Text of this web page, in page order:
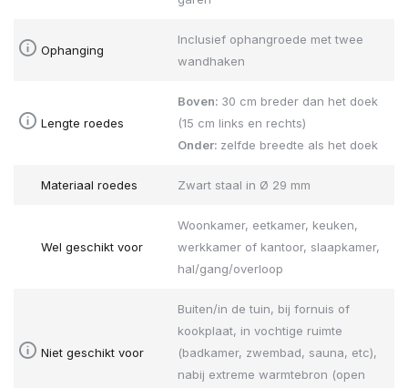
Ophanging
Inclusief ophangroede met twee
wandhaken
Lengte roedes
Boven: 30 cm breder dan het doek
(15 cm links en rechts)
Onder: zelfde breedte als het doek
Materiaal roedes Zwart staal in Ø 29 mm
Wel geschikt voor
Woonkamer, eetkamer, keuken,
werkkamer of kantoor, slaapkamer,
hal/gang/overloop
Niet geschikt voor
Buiten/in de tuin, bij fornuis of
kookplaat, in vochtige ruimte
(badkamer, zwembad, sauna, etc),
nabij extreme warmtebron (open